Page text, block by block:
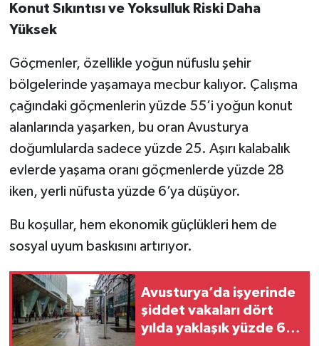
Konut Sıkıntısı ve Yoksulluk Riski Daha
Yüksek
Göçmenler, özellikle yoğun nüfuslu şehir
bölgelerinde yaşamaya mecbur kalıyor. Çalışma
çağındaki göçmenlerin yüzde 55’i yoğun konut
alanlarında yaşarken, bu oran Avusturya
doğumlularda sadece yüzde 25. Aşırı kalabalık
evlerde yaşama oranı göçmenlerde yüzde 28
iken, yerli nüfusta yüzde 6’ya düşüyor.
Bu koşullar, hem ekonomik güçlükleri hem de
sosyal uyum baskısını artırıyor.
Avusturya’da işyerinde
şiddet vakaları dört
yılda yaklaşık yüzde 65